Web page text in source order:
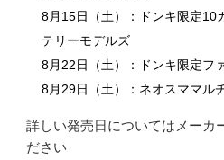
8月15日（土）：ドンキ限定10
テリーモデルズ
8月22日（土）：ドンキ限定フ
8月29日（土）：ネオスママル
詳しい発売日についてはメーカ
ださい